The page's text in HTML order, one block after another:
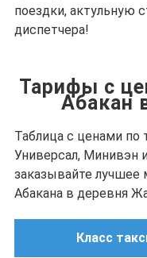
поездки, актульную
диспетчера!
Тарифы с
Абакан
Таблица с ценами
Универсал, Минивэн
заказывайте лучшее
Абакана в деревня
Класс